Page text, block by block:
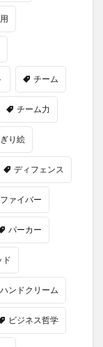
チーム
チーム力
り絵
ディフェンス
ァイバー
パーカー
ド
ハンドクリーム
ビジネス哲学